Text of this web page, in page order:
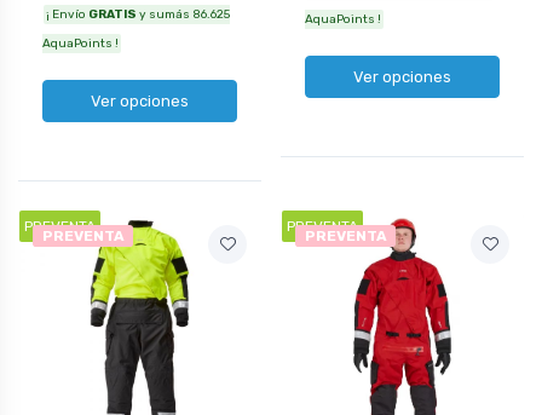
¡ Envío GRATIS y sumás 86.625
AquaPoints !
Ver opciones
AquaPoints !
Ver opciones
PREVENTA
PREVENTA
PREVENTA
PREVENTA